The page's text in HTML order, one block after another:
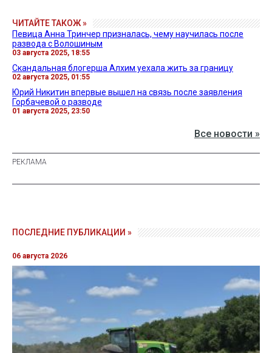
ЧИТАЙТЕ ТАКОЖ »
Певица Анна Тринчер призналась, чему научилась после
развода с Волошиным
03 августа 2025, 18:55
Скандальная блогерша Алхим уехала жить за границу
02 августа 2025, 01:55
Юрий Никитин впервые вышел на связь после заявления
Горбачевой о разводе
01 августа 2025, 23:50
Все новости »
ПОСЛЕДНИЕ ПУБЛИКАЦИИ »
06 августа 2026